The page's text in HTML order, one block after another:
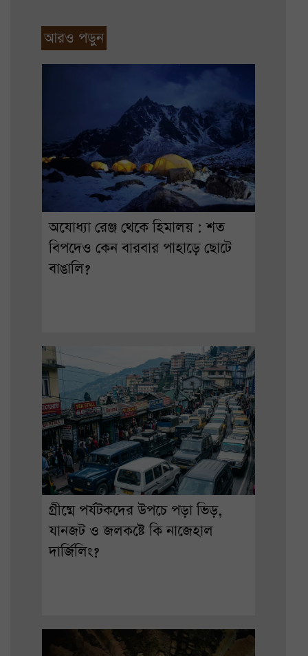
আরও পড়ুন
অযোধ্যা রেঞ্জ থেকে হিমালয় : শত
বিপদেও কেন বারবার পাহাড়ে ছোটে
বাঙালি?
গ্রীষ্মে পর্যটকদের উপচে পড়া ভিড়,
যানজট ও জলকষ্টে কি নাজেহাল
দার্জিলিং?